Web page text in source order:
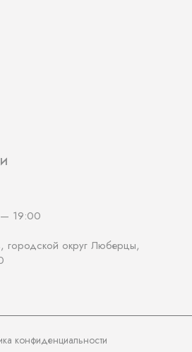
19:00
городской округ Люберцы,
конфиденциальности